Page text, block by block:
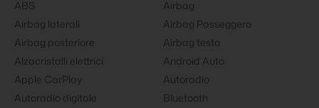
ABS
Airbag
Airbag laterali
Airbag Passeggero
Airbag posteriore
Airbag testa
Alzacristalli elettrici
Android Auto
Apple CarPlay
Autoradio
Autoradio digitale
Bluetooth